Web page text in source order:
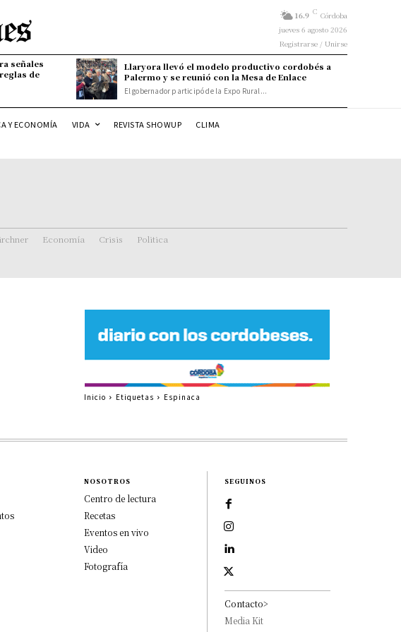
16.9 C Córdoba
jueves 6 agosto 2026
Registrarse / Unirse
señales
de
Llaryora llevó el modelo productivo cordobés a
Palermo y se reunió con la Mesa de Enlace
El gobernador participó de la Expo Rural...
Y ECONOMÍA VIDA REVISTA SHOWUP CLIMA
Economía Crisis Politica
Inicio Etiquetas Espinaca
NOSOTROS
Centro de lectura
Recetas
Eventos en vivo
Video
Fotografía
SEGUINOS
Contacto>
Media Kit